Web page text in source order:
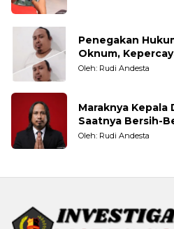
Penegakan
Oknum,
Taruhannya
Oleh: Rudi Andesta
Maraknya Kepala
Saatnya Bersih-
Pemerintahan
Oleh: Rudi Andesta